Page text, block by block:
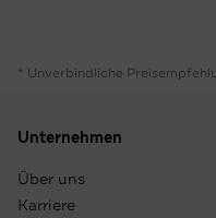
* Unverbindliche
Unternehmen
Über uns
Karriere